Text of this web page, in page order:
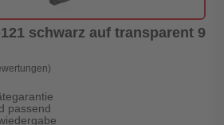
schwarz auf transparent 9
passend